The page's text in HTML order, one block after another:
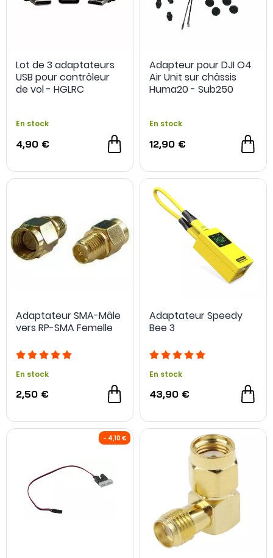
Lot de 3 adaptateurs
USB pour contrôleur
de vol - HGLRC
En stock
4,90 €
Adapteur pour DJI O4
Air Unit sur châssis
Huma20 - Sub250
En stock
12,90 €
Adaptateur SMA-Mâle
vers RP-SMA Femelle
En stock
2,50 €
Adaptateur Speedy
Bee 3
En stock
43,90 €